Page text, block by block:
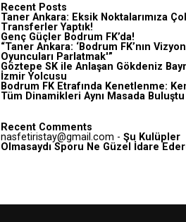
Recent Posts
Taner Ankara: Eksik Noktalarımıza
Transferler Yaptık!
Genç Güçler Bodrum FK’da!
“Taner Ankara: ‘Bodrum FK’nın
Oyuncuları Parlatmak'”
Göztepe SK ile Anlaşan Gökdeniz
İzmir Yolcusu
Bodrum FK Etrafında Kenetlenme:
Tüm Dinamikleri Aynı Masada Buluştu
Recent Comments
nasfetiristay@gmail.com - Şu Kulüpler
Olmasaydı Sporu Ne Güzel İdare